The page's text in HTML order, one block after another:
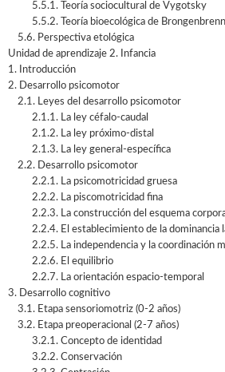
5.5.1. Teoría sociocultural de Vygotsky
5.5.2. Teoría bioecológica de
5.6. Perspectiva etológica
Unidad de aprendizaje 2. Infancia
1. Introducción
2. Desarrollo psicomotor
2.1. Leyes del desarrollo psicomotor
2.1.1. La ley céfalo-caudal
2.1.2. La ley próximo-distal
2.1.3. La ley general-específica
2.2. Desarrollo psicomotor
2.2.1. La psicomotricidad gruesa
2.2.2. La piscomotricidad fina
2.2.3. La construcción del esquema
2.2.4. El establecimiento de la dominancia
2.2.5. La independencia y la coordinación
2.2.6. El equilibrio
2.2.7. La orientación espacio-temporal
3. Desarrollo cognitivo
3.1. Etapa sensoriomotriz (0-2 años)
3.2. Etapa preoperacional (2-7 años)
3.2.1. Concepto de identidad
3.2.2. Conservación